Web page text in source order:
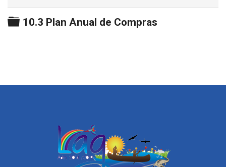
Carpeta
10.3 Plan Anual de Compras